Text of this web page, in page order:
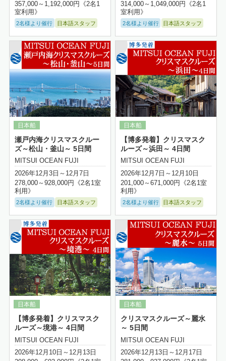
357,000～1,192,000円《2名1
室利用》
2名様より催行 日本語スタッフ
314,000～1,049,000円《2名1
室利用》
2名様より催行 日本語スタッフ
瀬戸内海クリスマスクルー
ズ～松山・釜山～ 5日間
MITSUI OCEAN FUJI
2026年12月3日～12月7日
278,000～928,000円《2名1室
利用》
2名様より催行 日本語スタッフ
【博多発着】クリスマスク
ルーズ～浜田～ 4日間
MITSUI OCEAN FUJI
2026年12月7日～12月10日
201,000～671,000円《2名1室
利用》
2名様より催行 日本語スタッフ
詳細はこちら
【博多発着】クリスマスク
ルーズ～境港～ 4日間
MITSUI OCEAN FUJI
2026年12月10日～12月13日
クリスマスクルーズ～麗水
～ 5日間
MITSUI OCEAN FUJI
2026年12月13日～12月17日
詳細はこちら